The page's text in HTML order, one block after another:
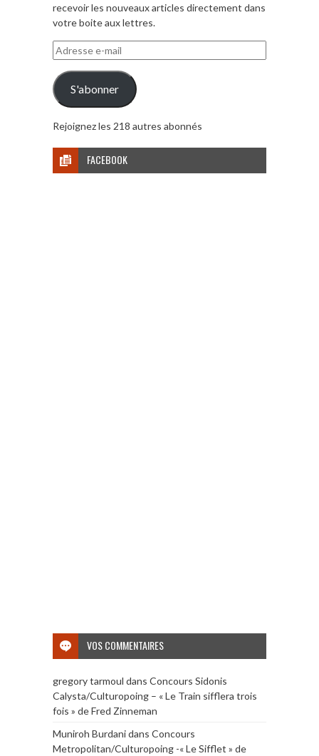
recevoir les nouveaux articles directement dans
votre boite aux lettres.
Adresse
e-
mail
S'abonner
Rejoignez les 218 autres abonnés
FACEBOOK
VOS COMMENTAIRES
gregory tarmoul dans Concours Sidonis
Calysta/Culturopoing – « Le Train sifflera trois
fois » de Fred Zinneman
Muniroh Burdanidans Concours
Metropolitan/Culturopoing -« Le Sifflet » de